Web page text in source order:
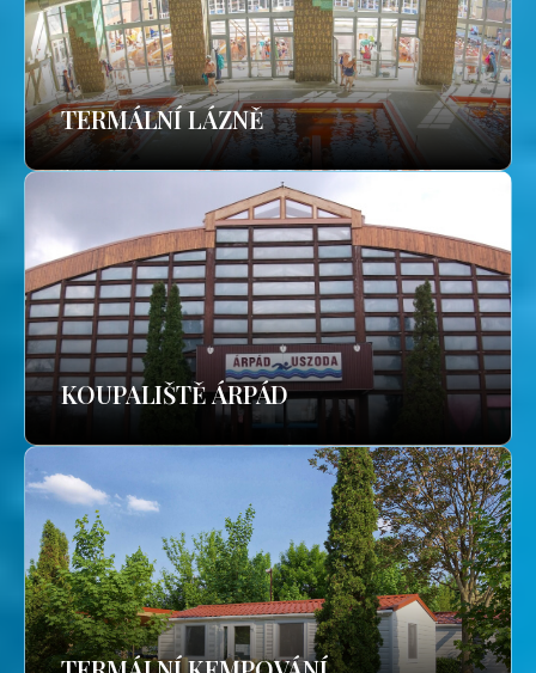
TERMÁLNÍ LÁZNĚ
KOUPALIŠTĚ ÁRPÁD